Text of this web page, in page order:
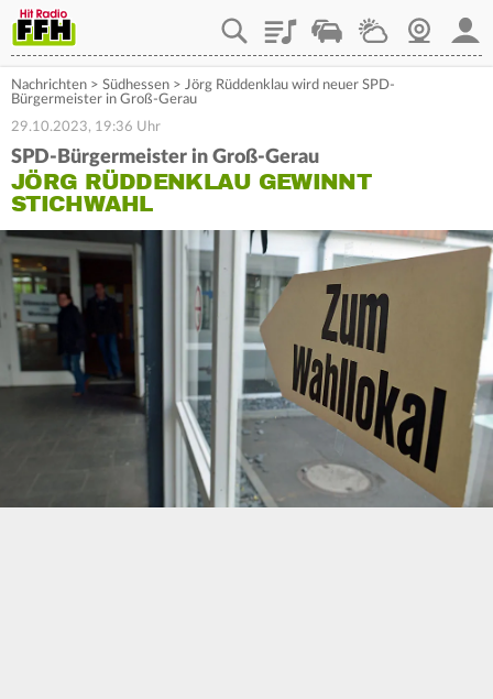
PlaylistStaupilotWetterWebcam
Nachrichten > Südhessen > Jörg Rüddenklau wird neuer SPD-
Bürgermeister in Groß-Gerau
29.10.2023, 19:36 Uhr
SPD-Bürgermeister in Groß-Gerau
JÖRG RÜDDENKLAU GEWINNT
STICHWAHL